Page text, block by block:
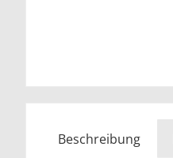
Beschreibung